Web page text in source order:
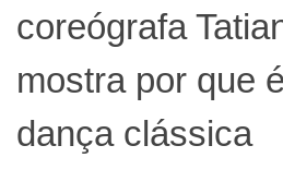
coreógrafa
mostra por que
dança clássica